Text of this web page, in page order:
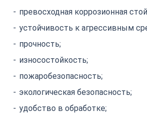
превосходная коррозионная
устойчивость к агрессивным
прочность;
износостойкость;
пожаробезопасность;
экологическая безопасность;
удобство в обработке;